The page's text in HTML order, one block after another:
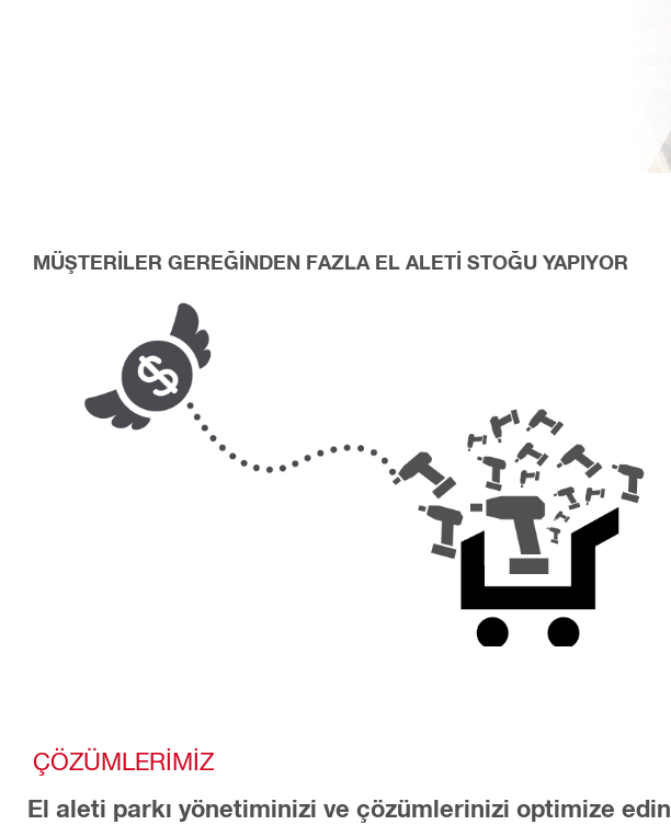
MÜŞTERİLER GEREĞİNDEN FAZLA EL ALETİ STOĞU YAPIYOR
ÇÖZÜMLERİMİZ
El aleti parkı yönetiminizi ve çözümlerinizi optimize edin